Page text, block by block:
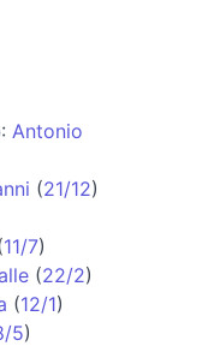
: Antonio
(21/12)
11/7)
(22/2)
(12/1)
5)